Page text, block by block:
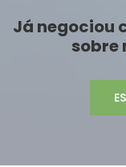
Já negociou
sobre